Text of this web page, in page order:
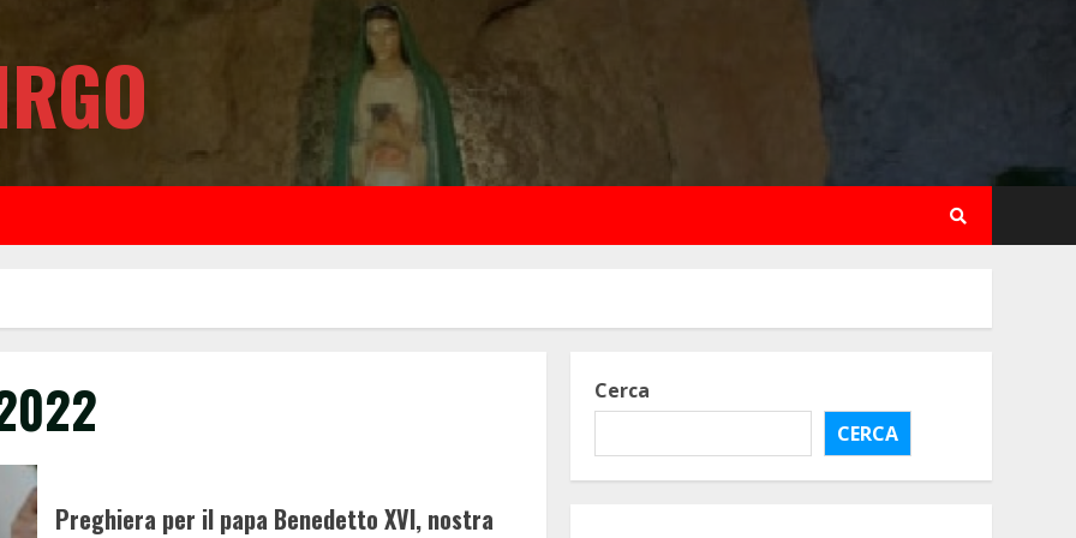
Preghiera per il papa Benedetto XVI, nostra
Cerca
CERCA